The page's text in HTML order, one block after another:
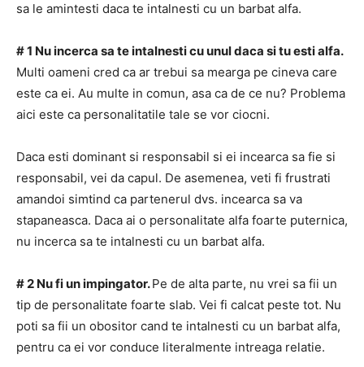
sa le amintesti daca te intalnesti cu un barbat alfa.
# 1 Nu incerca sa te intalnesti cu unul daca si tu esti alfa.
Multi oameni cred ca ar trebui sa mearga pe cineva care
este ca ei. Au multe in comun, asa ca de ce nu? Problema
aici este ca personalitatile tale se vor ciocni.
Daca esti dominant si responsabil si ei incearca sa fie si
responsabil, vei da capul. De asemenea, veti fi frustrati
amandoi simtind ca partenerul dvs. incearca sa va
stapaneasca. Daca ai o personalitate alfa foarte puternica,
nu incerca sa te intalnesti cu un barbat alfa.
# 2 Nu fi un impingator.Pe de alta parte, nu vrei sa fii un
tip de personalitate foarte slab. Vei fi calcat peste tot. Nu
poti sa fii un obositor cand te intalnesti cu un barbat alfa,
pentru ca ei vor conduce literalmente intreaga relatie.